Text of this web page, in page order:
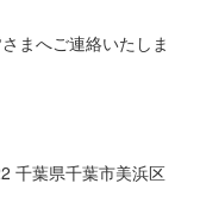
まへご連絡いたしま
千葉県千葉市美浜区